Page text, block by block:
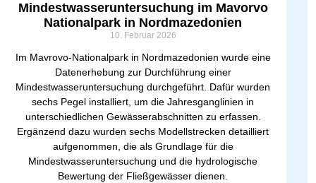
Mindestwasseruntersuchung im Mavorvo
Nationalpark in Nordmazedonien
10. Februar 2026
Im Mavrovo-Nationalpark in Nordmazedonien wurde eine
Datenerhebung zur Durchführung einer
Mindestwasseruntersuchung durchgeführt. Dafür wurden
sechs Pegel installiert, um die Jahresganglinien in
unterschiedlichen Gewässerabschnitten zu erfassen.
Ergänzend dazu wurden sechs Modellstrecken detailliert
aufgenommen, die als Grundlage für die
Mindestwasseruntersuchung und die hydrologische
Bewertung der Fließgewässer dienen.